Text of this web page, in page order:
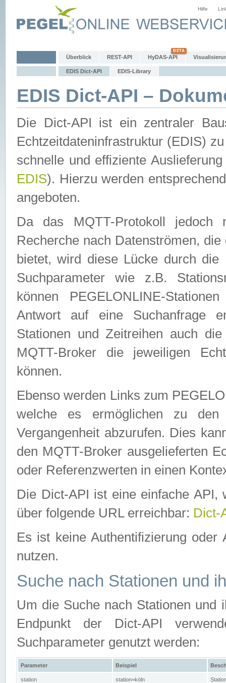
Hilfe
Überblick REST-API HyDAS-API
EDIS Dict-API EDIS-Library
EDIS Dict-API –
Die Dict-API ist ein zentraler
Echtzeitdateninfrastruktur (EDIS)
schnelle und effiziente
EDIS). Hierzu werden
angeboten.
Da das MQTT-Protokoll jedoch
Recherche nach Datenströmen,
bietet, wird diese Lücke durch die
Suchparameter wie z.B.
können PEGELONLINE-
Antwort auf eine Suchanfrage
Stationen und Zeitreihen auch
MQTT-Broker die jeweiligen
können.
Ebenso werden Links zum
welche es ermöglichen zu den
Vergangenheit abzurufen. Dies
den MQTT-Broker ausgelieferten
oder Referenzwerten in einen
Die Dict-API ist eine einfache API,
über folgende URL erreichbar: Dict-
Es ist keine Authentifizierung
nutzen.
Suche nach Stationen und
Um die Suche nach Stationen und
Endpunkt der Dict-API
Suchparameter genutzt werden:
Parameter Beispiel
station station=köln